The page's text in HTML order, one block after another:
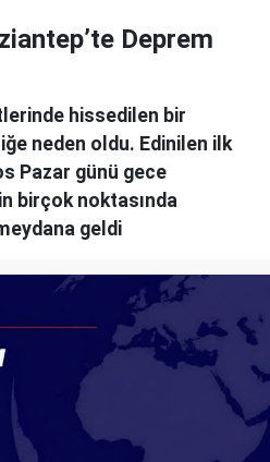
Deprem
hissedilen bir
neden oldu. Edinilen ilk
Pazar günü gece
birçok noktasında
geldi